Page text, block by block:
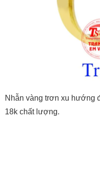
Nhẫn vàng trơn xu hướng
18k chất lượng.